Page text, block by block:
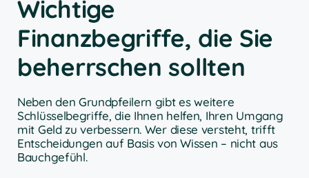
Wichtige
Finanzbegriffe, die Sie
beherrschen sollten
Neben den Grundpfeilern gibt es weitere
Schlüsselbegriffe, die Ihnen helfen, Ihren Umgang
mit Geld zu verbessern. Wer diese versteht, trifft
Entscheidungen auf Basis von Wissen – nicht aus
Bauchgefühl.